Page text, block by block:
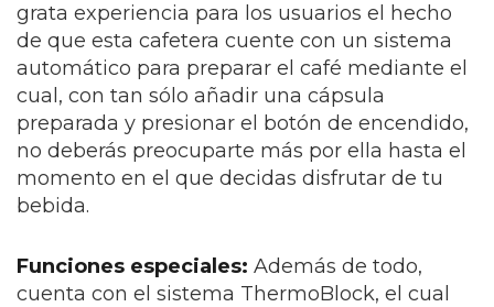
grata experiencia para los usuarios el hecho
de que esta cafetera cuente con un sistema
automático para preparar el café mediante el
cual, con tan sólo añadir una cápsula
preparada y presionar el botón de encendido,
no deberás preocuparte más por ella hasta el
momento en el que decidas disfrutar de tu
bebida.
Funciones especiales: Además de todo,
cuenta con el sistema ThermoBlock, el cual